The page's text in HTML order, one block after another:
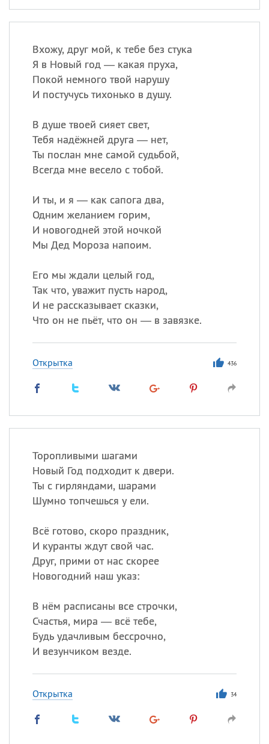
Вхожу, друг мой, к тебе без стука
Я в Новый год — какая пруха,
Покой немного твой нарушу
И постучусь тихонько в душу.
В душе твоей сияет свет,
Тебя надёжней друга — нет,
Ты послан мне самой судьбой,
Всегда мне весело с тобой.
И ты, и я — как сапога два,
Одним желанием горим,
И новогодней этой ночкой
Мы Дед Мороза напоим.
Его мы ждали целый год,
Так что, уважит пусть народ,
И не рассказывает сказки,
Что он не пьёт, что он — в завязке.
Открытка 436
Торопливыми шагами
Новый Год подходит к двери.
Ты с гирляндами, шарами
Шумно топчешься у ели.
Всё готово, скоро праздник,
И куранты ждут свой час.
Друг, прими от нас скорее
Новогодний наш указ:
В нём расписаны все строчки,
Счастья, мира — всё тебе,
Будь удачливым бессрочно,
И везунчиком везде.
Открытка 34